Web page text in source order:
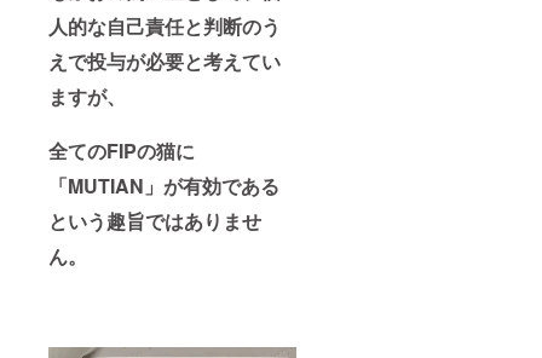
人的な自己責任と判断のう
えで投与が必要と考えてい
ますが、
全てのFIPの猫に
「MUTIAN」が有効である
という趣旨ではありませ
ん。